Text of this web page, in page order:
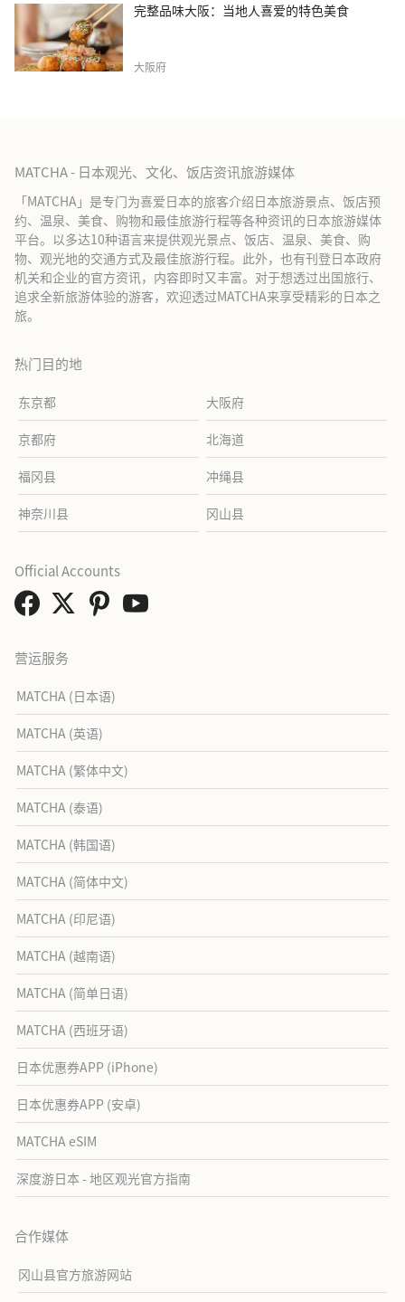
完整品味大阪：当地人喜爱的特色美食
大阪府
MATCHA - 日本观光、文化、饭店资讯旅游媒体
「MATCHA」是专门为喜爱日本的旅客介绍日本旅游景点、饭店预
约、温泉、美食、购物和最佳旅游行程等各种资讯的日本旅游媒体
平台。以多达10种语言来提供观光景点、饭店、温泉、美食、购
物、观光地的交通方式及最佳旅游行程。此外，也有刊登日本政府
机关和企业的官方资讯，内容即时又丰富。对于想透过出国旅行、
追求全新旅游体验的游客，欢迎透过MATCHA来享受精彩的日本之
旅。
热门目的地
东京都 大阪府
京都府 北海道
福冈县 冲绳县
神奈川县 冈山县
营运服务
MATCHA (日本语)
MATCHA (英语)
MATCHA (繁体中文)
MATCHA (泰语)
MATCHA (韩国语)
MATCHA (简体中文)
MATCHA (印尼语)
MATCHA (越南语)
MATCHA (简单日语)
MATCHA (西班牙语)
日本优惠券APP (iPhone)
日本优惠券APP (安卓)
MATCHA eSIM
深度游日本 - 地区观光官方指南
合作媒体
冈山县官方旅游网站
Official Accounts